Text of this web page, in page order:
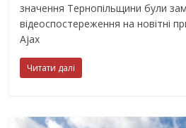
значення Тернопільщини були
відеоспостереження на новітні
Ajax
Читати далі